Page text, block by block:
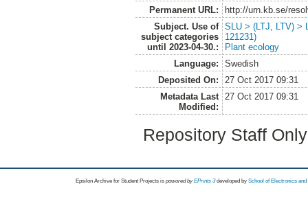
Permanent URL:
http://urn.kb.se/
Subject. Use of
subject categories
until 2023-04-30.:
SLU > (LTJ, LTV) >
121231)
Plant ecology
Language:
Swedish
Deposited On:
27 Oct 2017 09:31
Metadata Last
Modified:
27 Oct 2017 09:31
Repository Staff
Epsilon Archive for Student Projects is powored byEPrints 3 developed by School of Electronics